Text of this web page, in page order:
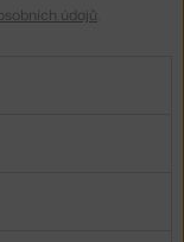
údajů